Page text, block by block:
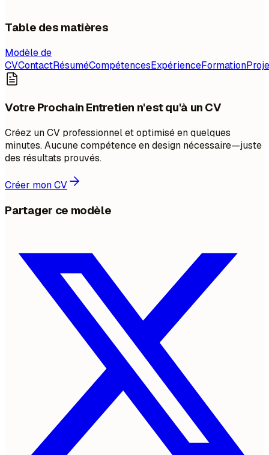
Table des matières
Modèle de
CVContactRésuméCompétencesExpérienceFormation
Votre Prochain Entretien n'est qu'à un CV
Créez un CV professionnel et optimisé en quelques
minutes. Aucune compétence en design nécessaire—juste
des résultats prouvés.
Créer mon CV
Partager ce modèle